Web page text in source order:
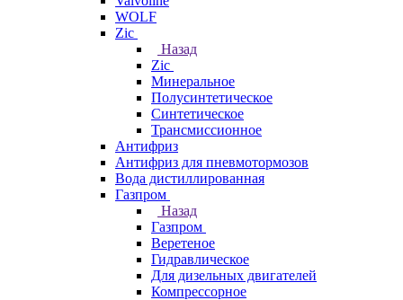
WOLF
Zic
Назад
Zic
Минеральное
Полусинтетическое
Синтетическое
Трансмиссионное
Антифриз
Антифриз для пневмотормозов
Вода дистиллированная
Газпром
Назад
Газпром
Веретеное
Гидравлическое
Для дизельных двигателей
Компрессорное